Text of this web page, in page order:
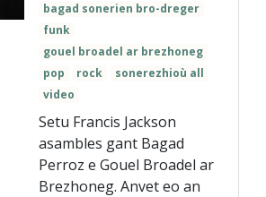
bagad sonerien bro-dreger
funk
gouel broadel ar brezhoneg
pop
rock
sonerezhioù all
video
Setu Francis Jackson
asambles gant Bagad
Perroz e Gouel Broadel ar
Brezhoneg. Anvet eo an